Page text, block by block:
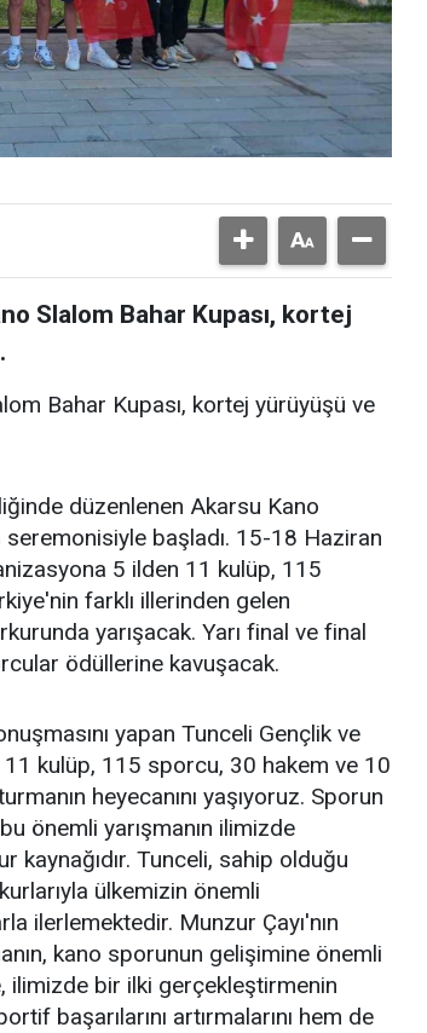
Slalom Bahar Kupası, kortej
Bahar Kupası, kortej yürüyüşü ve
düzenlenen Akarsu Kano
seremonisiyle başladı. 15-18 Haziran
5 ilden 11 kulüp, 115
farklı illerinden gelen
yarışacak. Yarı final ve final
ödüllerine kavuşacak.
yapan Tunceli Gençlik ve
kulüp, 115 sporcu, 30 hakem ve 10
heyecanını yaşıyoruz. Sporun
önemli yarışmanın ilimizde
kaynağıdır. Tunceli, sahip olduğu
ülkemizin önemli
ilerlemektedir. Munzur Çayı'nın
kano sporunun gelişimine önemli
ilimizde bir ilki gerçekleştirmenin
başarılarını artırmalarını hem de